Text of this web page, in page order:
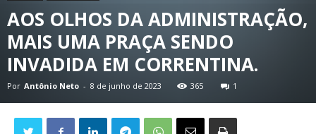
AOS OLHOS DA ADMINISTRAÇÃO,
MAIS UMA PRAÇA SENDO
INVADIDA EM CORRENTINA.
Por Antônio Neto - 8 de junho de 2023 365 1